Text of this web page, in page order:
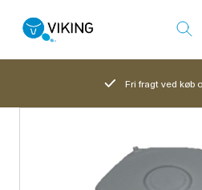
Fri fragt ved køb